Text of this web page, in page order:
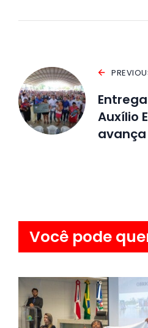
Auxílio
avança
Você pode